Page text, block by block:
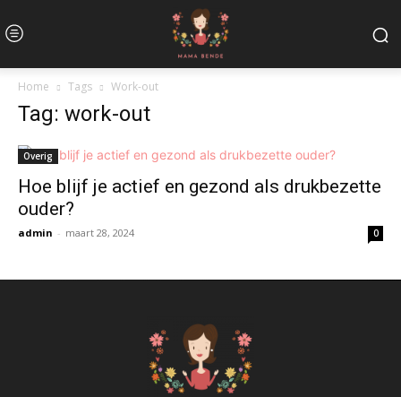
Home Tags Work-out
Tag: work-out
Overig
Hoe blijf je actief en gezond als drukbezette
ouder?
admin - maart 28, 2024 0